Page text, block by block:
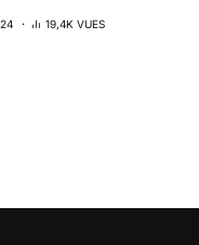
19,4K VUES